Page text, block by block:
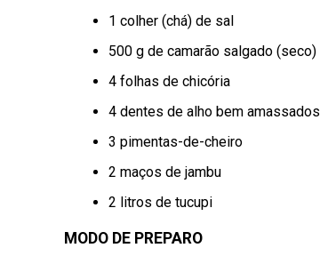
1 colher (chá) de sal
500 g de camarão salgado (seco)
4 folhas de chicória
4 dentes de alho bem amassados
3 pimentas-de-cheiro
2 maços de jambu
2 litros de tucupi
MODO DE PREPARO